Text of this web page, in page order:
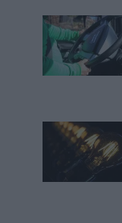
Ηράκλειο:
"Μπλόκο"